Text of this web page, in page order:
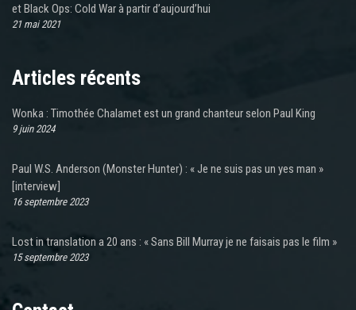
et Black Ops: Cold War à partir d’aujourd’hui
21 mai 2021
Articles récents
Wonka : Timothée Chalamet est un grand chanteur selon Paul King
9 juin 2024
Paul W.S. Anderson (Monster Hunter) : « Je ne suis pas un yes man »
[interview]
16 septembre 2023
Lost in translation a 20 ans : « Sans Bill Murray je ne faisais pas le film »
15 septembre 2023